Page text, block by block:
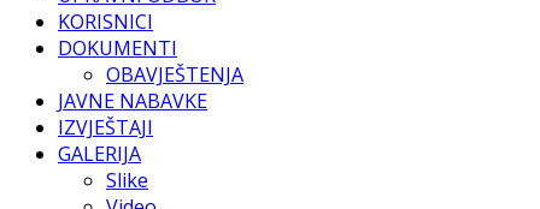
KORISNICI
DOKUMENTI
OBAVJEŠTENJA
JAVNE NABAVKE
IZVJEŠTAJI
GALERIJA
Slike